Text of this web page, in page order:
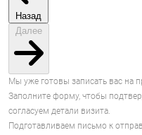
Назад
Далее
Мы уже готовы записать вас на
Заполните форму, чтобы
согласуем детали визита.
Подготавливаем письмо к